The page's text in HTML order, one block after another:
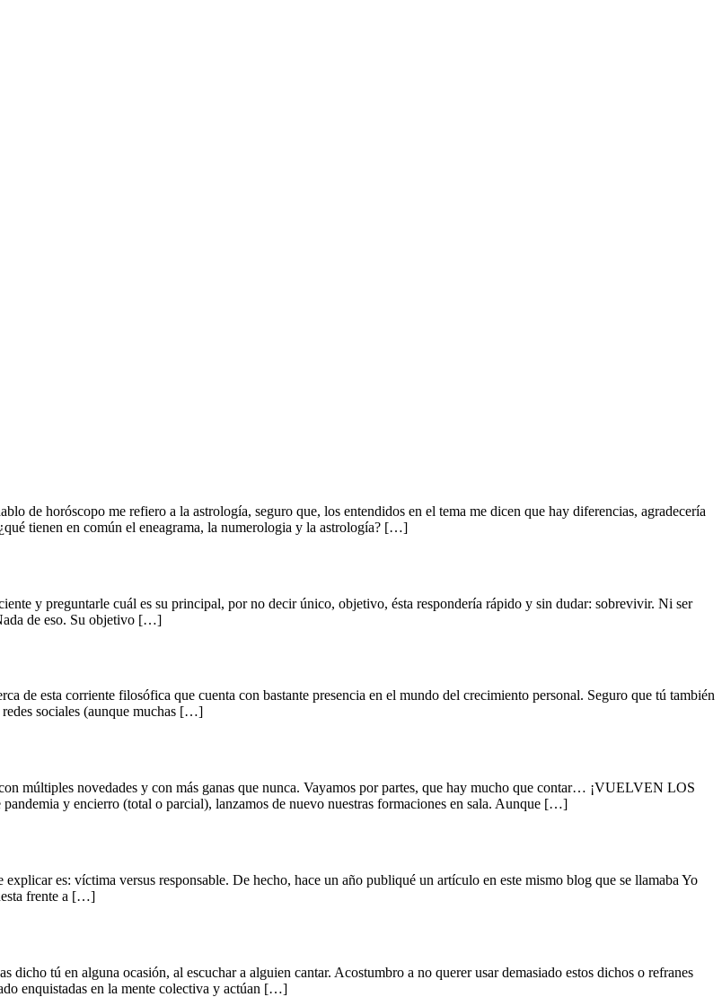
de horóscopo me refiero a la astrología, seguro que, los entendidos en el tema me dicen que hay diferencias, agradecería
tienen en común el eneagrama, la numerologia y la astrología? […]
y preguntarle cuál es su principal, por no decir único, objetivo, ésta respondería rápido y sin dudar: sobrevivir. Ni ser
de eso. Su objetivo […]
de esta corriente filosófica que cuenta con bastante presencia en el mundo del crecimiento personal. Seguro que tú también
sociales (aunque muchas […]
múltiples novedades y con más ganas que nunca. Vayamos por partes, que hay mucho que contar… ¡VUELVEN LOS
y encierro (total o parcial), lanzamos de nuevo nuestras formaciones en sala. Aunque […]
es: víctima versus responsable. De hecho, hace un año publiqué un artículo en este mismo blog que se llamaba Yo
frente a […]
dicho tú en alguna ocasión, al escuchar a alguien cantar. Acostumbro a no querer usar demasiado estos dichos o refranes
enquistadas en la mente colectiva y actúan […]